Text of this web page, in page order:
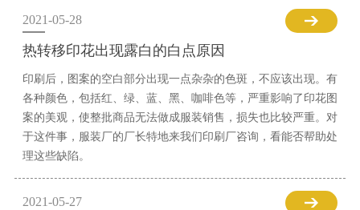
2021-05-28
热转移印花出现露白的白点原因
印刷后，图案的空白部分出现一点杂杂的色斑，不应该出现。有
各种颜色，包括红、绿、蓝、黑、咖啡色等，严重影响了印花图
案的美观，使整批商品无法做成服装销售，损失也比较严重。对
于这件事，服装厂的厂长特地来我们印刷厂咨询，看能否帮助处
理这些缺陷。
2021-05-27